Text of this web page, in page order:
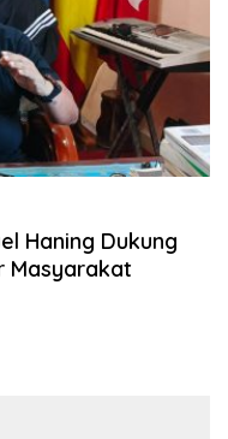
Haning Dukung
Masyarakat